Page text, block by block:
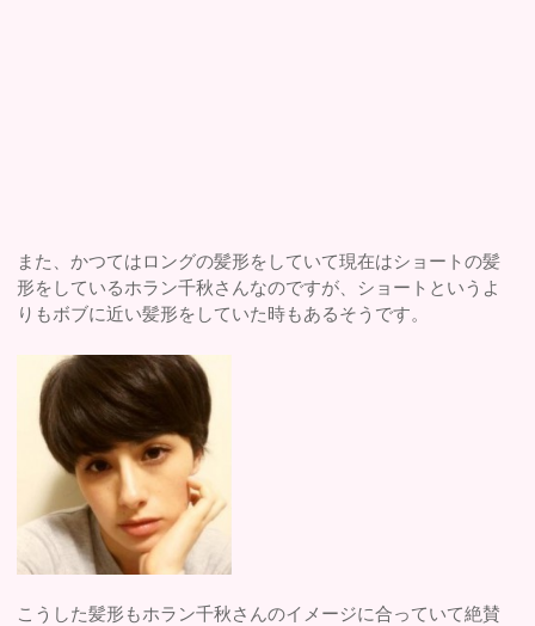
また、かつてはロングの髪形をしていて現在はショートの髪
形をしているホラン千秋さんなのですが、ショートというよ
りもボブに近い髪形をしていた時もあるそうです。
こうした髪形もホラン千秋さんのイメージに合っていて絶賛